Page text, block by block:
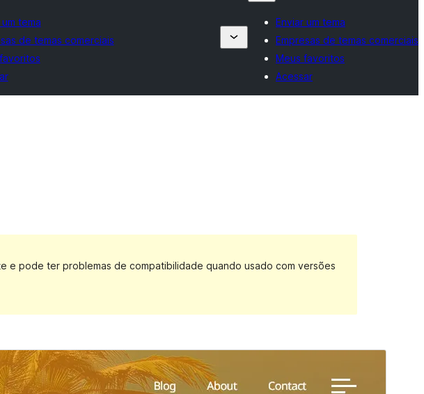
tema
de temas comerciais
Enviar um tema
Empresas de temas comerciais
Meus favoritos
Acessar
e pode ter problemas de compatibilidade quando usado com versões
Pré-visualizarBaixar